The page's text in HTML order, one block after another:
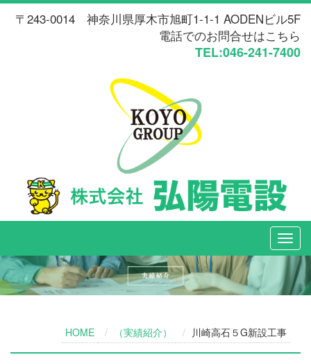
〒243-0014 神奈川県厚木市旭町1-1-1 AODENビル5F
電話でのお問合せはこちら
TEL:046-241-7400
HOME （実績紹介） 川崎高石５G新設工事